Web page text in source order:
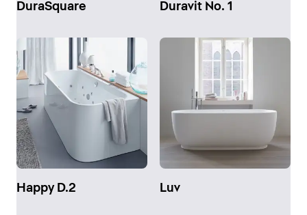
DuraSquare Duravit No. 1
Happy D.2 Luv